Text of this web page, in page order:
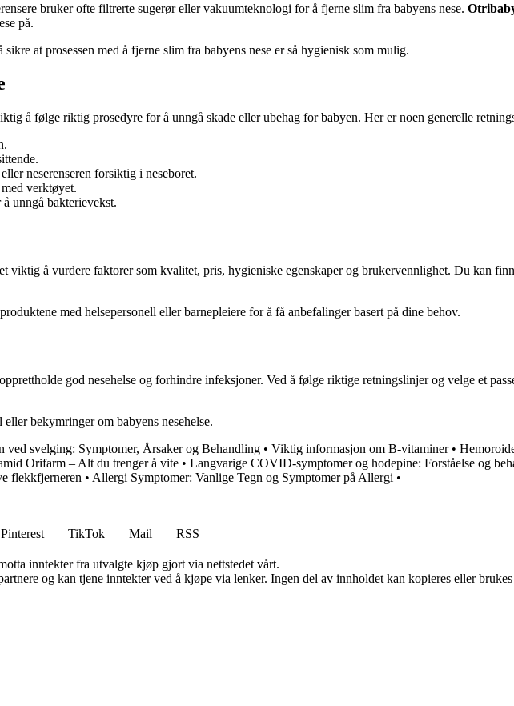
bruker ofte filtrerte sugerør eller vakuumteknologi for å fjerne slim fra babyens nese.
på.
at prosessen med å fjerne slim fra babyens nese er så hygienisk som mulig.
å følge riktig prosedyre for å unngå skade eller ubehag for babyen. Her er noen generelle
neserenseren forsiktig i neseboret.
verktøyet.
unngå bakterievekst.
viktig å vurdere faktorer som kvalitet, pris, hygieniske egenskaper og brukervennlighet. Du kan
med helsepersonell eller barnepleiere for å få anbefalinger basert på dine behov.
god nesehelse og forhindre infeksjoner. Ved å følge riktige retningslinjer og velge et
bekymringer om babyens nesehelse.
ved svelging: Symptomer, Årsaker og Behandling • Viktig informasjon om B-vitaminer•
Orifarm – Alt du trenger å vite • Langvarige COVID-symptomer og hodepine: Forståelse og
flekkfjerneren • Allergi Symptomer: Vanlige Tegn og Symptomer på Allergi •
Pinterest TikTok Mail
RSS
inntekter fra utvalgte kjøp gjort via nettstedet vårt.
og kan tjene inntekter ved å kjøpe via lenker. Ingen del av innholdet kan kopieres eller